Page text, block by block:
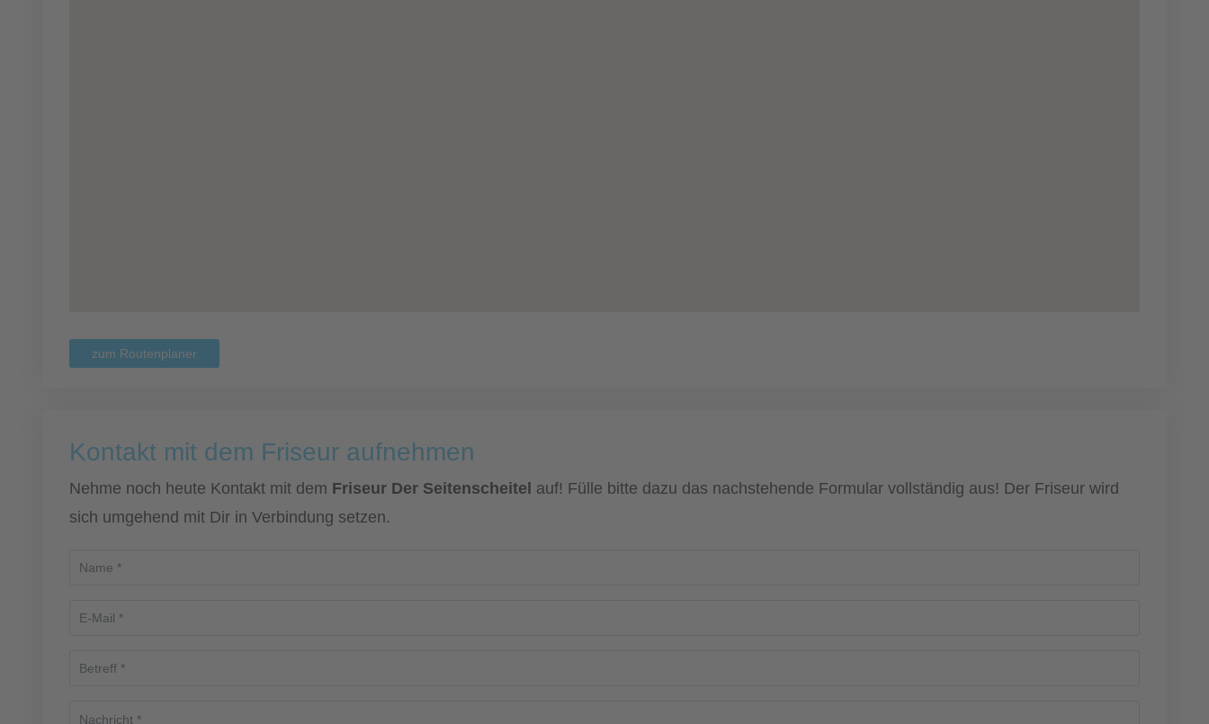
zum Routenplaner
Kontakt mit dem Friseur aufnehmen
Nehme noch heute Kontakt mit dem Friseur Der Seitenscheitel auf! Fülle bitte dazu das nachstehende Formular vollständig aus! Der Friseur wird
sich umgehend mit Dir in Verbindung setzen.